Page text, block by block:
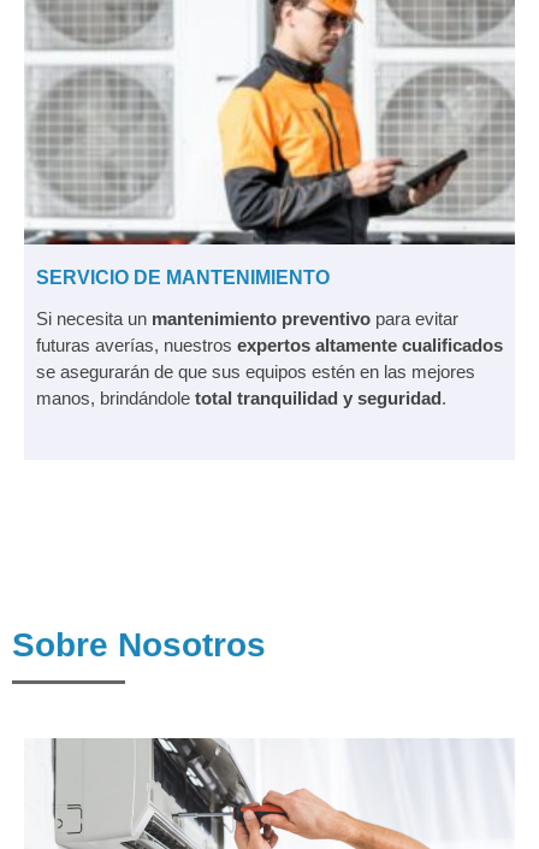
SERVICIO DE MANTENIMIENTO
Si necesita un mantenimiento preventivo para evitar
futuras averías, nuestros expertos altamente cualificados
se asegurarán de que sus equipos estén en las mejores
manos, brindándole total tranquilidad y seguridad.
Sobre Nosotros